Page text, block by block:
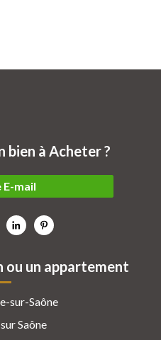
ou un appartement
sur-Saône
Saône
bien à Acheter ?
mail